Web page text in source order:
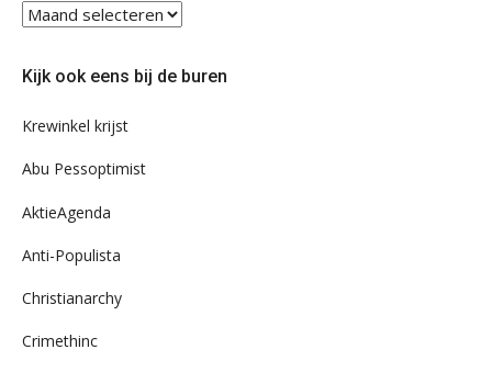
Blader
ons
Kijk ook eens bij de buren
Krewinkel krijst
Abu Pessoptimist
AktieAgenda
Anti-Populista
Christianarchy
Crimethinc